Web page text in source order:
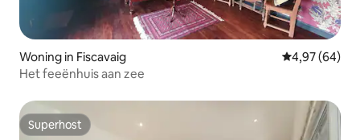
Woning in Fiscavaig Gemiddelde
4,97 (64)
Het feeënhuis aan zee
Superhost
Superhost